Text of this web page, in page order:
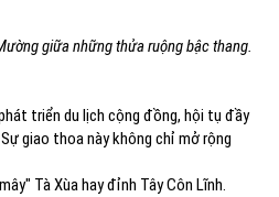
giữa những thửa ruộng bậc thang.
triển du lịch cộng đồng, hội tụ đầy
giao thoa này không chỉ mở rộng
Tà Xùa hay đỉnh Tây Côn Lĩnh.